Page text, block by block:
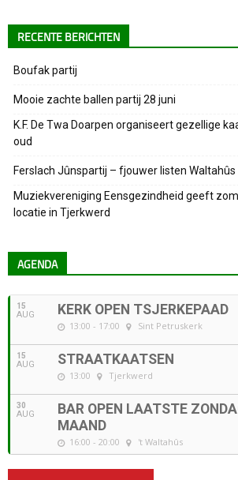
RECENTE BERICHTEN
Boufak partij
Mooie zachte ballen partij 28 juni
K.F. De Twa Doarpen organiseert gezellige
oud
Ferslach Jûnspartij – fjouwer listen Waltahûs
Muziekvereniging Eensgezindheid geeft
locatie in Tjerkwerd
AGENDA
15
AUG KERK OPEN TSJERKEPAAD
13:00 - 17:00 Sint Petruskerk
15
AUG STRAATKAATSEN
13:00 Tjerkwerd
30
AUG
BAR OPEN LAATSTE
MAAND
16:00 - 20:00 't Waltahûs